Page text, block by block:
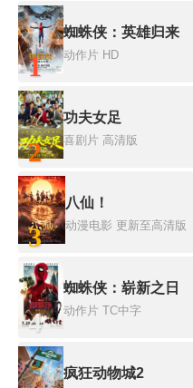
1
蜘蛛侠：英雄归来
动作片 HD
2
功夫女足
喜剧片 高清版
3
八仙！
动漫电影 更新至高清版
4
蜘蛛侠：崭新之日
动作片 TC中字
疯狂动物城2